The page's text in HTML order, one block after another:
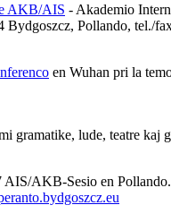
AKB/AIS - Akademio
Pollando, tel./
en Wuhan pri la
gramatike, lude, teatre
AIS/AKB-Sesio en